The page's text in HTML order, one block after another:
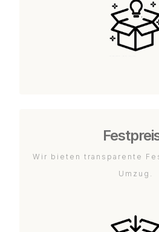
Wir bieten transparente
Umzug.